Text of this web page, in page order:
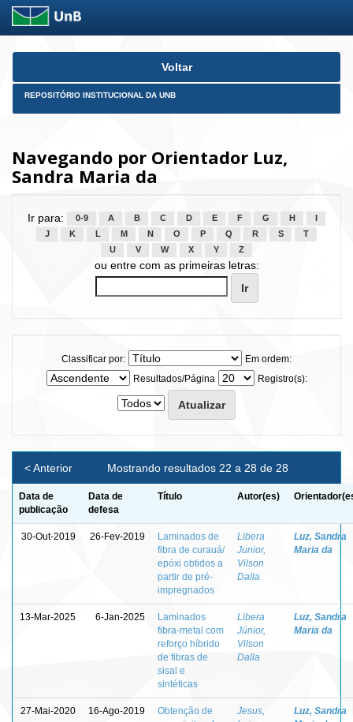
Skip
Voltar
REPOSITÓRIO INSTITUCIONAL DA UNB
Navegando por Orientador Luz,
Sandra Maria da
Ir para: 0-9 A B C D E F G H
J
K L M N O P Q R S
T
U
V W X Y Z
ou entre com as primeiras letras:
Classificar por:
Em ordem:
Resultados/Página
Registro(s):
Mostrando resultados 22 a 28 de 28
< Anterior
Data de
publicação
Data de
defesa
Título Autor(es)
30-Out-2019 26-Fev-2019
Laminados de
fibra de curauá/
epóxi obtidos a
partir de pré-
impregnados
Libera
Junior,
Vilson
Dalla
Luz, Sandra
Maria da
13-Mar-2025 6-Jan-2025
Laminados
fibra-metal com
reforço híbrido
de fibras de
sisal e
sintéticas
Libera
Júnior,
Vilson
Dalla
Luz, Sandra
Maria da
27-Mai-2020 16-Ago-2019
Obtenção de
Jesus,
Luz, Sandra